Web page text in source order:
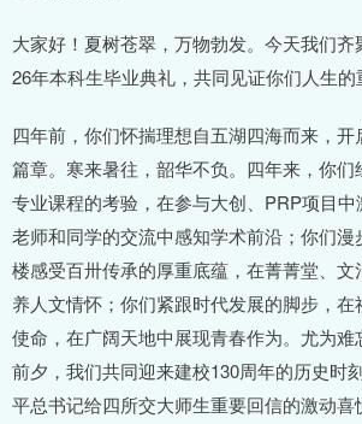
大家好！夏树苍翠，万物勃发。今天我们
26年本科生毕业典礼，共同见证你们人生的
四年前，你们怀揣理想自五湖四海而来，
篇章。寒来暑往，韶华不负。四年来，你
专业课程的考验，在参与大创、PRP项目
老师和同学的交流中感知学术前沿；你们
楼感受百卅传承的厚重底蕴，在菁菁堂、文
养人文情怀；你们紧跟时代发展的脚步，
使命，在广阔天地中展现青春作为。尤为难
前夕，我们共同迎来建校130周年的历史时
平总书记给四所交大师生重要回信的激动喜